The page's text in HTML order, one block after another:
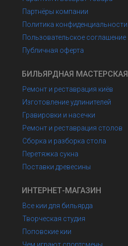
Партнёры компании
Политика конфиденциальности
Пользовательское соглашение
Публичная оферта
БИЛЬЯРДНАЯ МАСТЕРСКАЯ
Ремонт и реставрация киёв
Изготовление удлинителей
Гравировки и насечки
Ремонт и реставрация столов
Сборка и разборка стола
Перетяжка сукна
Поставки древесины
ИНТЕРНЕТ-МАГАЗИН
Все кии для бильярда
Творческая студия
Поповские кии
Чем играют спортсмены